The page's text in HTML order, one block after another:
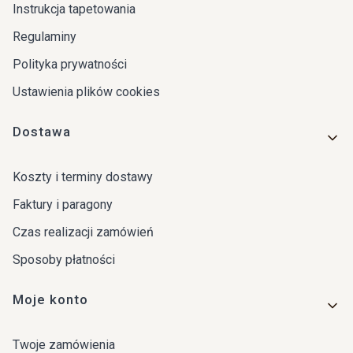
Instrukcja tapetowania
Regulaminy
Polityka prywatności
Ustawienia plików cookies
Dostawa
Koszty i terminy dostawy
Faktury i paragony
Czas realizacji zamówień
Sposoby płatności
Moje konto
Twoje zamówienia